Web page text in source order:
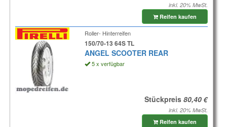
inkl. 20% MwSt.
Reifen kaufen
Roller- Hinterreifen
150/70-13 64S TL
ANGEL SCOOTER REAR
5 x verfügbar
Stückpreis
inkl. 20% MwSt.
Reifen kaufen